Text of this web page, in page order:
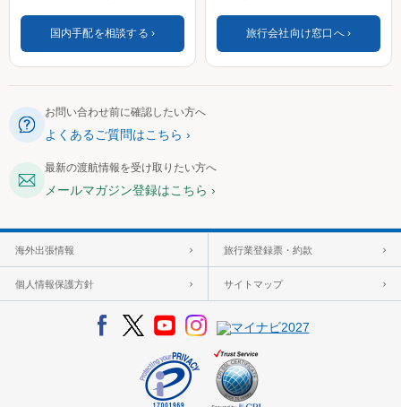
国内手配を相談する 旅行会社向け窓口へ
お問い合わせ前に確認したい方へ
よくあるご質問はこちら
最新の渡航情報を受け取りたい方へ
メールマガジン登録はこちら
海外出張情報 旅行業登録票・約款
個人情報保護方針 サイトマップ